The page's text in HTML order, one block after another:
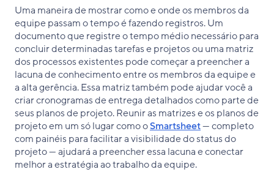
Uma maneira de mostrar como e onde os membros da
equipe passam o tempo é fazendo registros. Um
documento que registre o tempo médio necessário para
concluir determinadas tarefas e projetos ou uma matriz
dos processos existentes pode começar a preencher a
lacuna de conhecimento entre os membros da equipe e
a alta gerência. Essa matriz também pode ajudar você a
criar cronogramas de entrega detalhados como parte de
seus planos de projeto. Reunir as matrizes e os planos de
projeto em um só lugar como oSmartsheet— completo
com painéis para facilitar a visibilidade do status do
projeto — ajudará a preencher essa lacuna e conectar
melhor a estratégia ao trabalho da equipe.